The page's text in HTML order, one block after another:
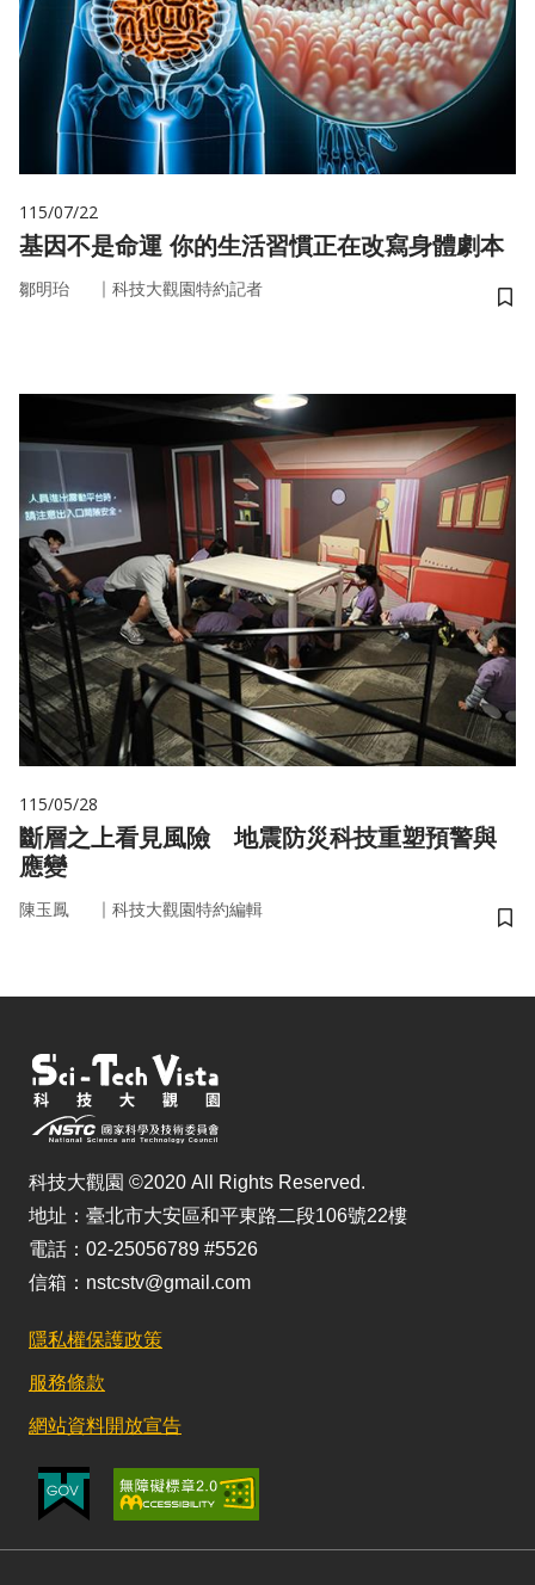
115/07/22
基因不是命運 你的生活習慣正在改寫身體劇本
鄒明珆 ｜ 科技大觀園特約記者
儲
115/05/28
斷層之上看見風險 地震防災科技重塑預警與
應變
陳玉鳳 ｜ 科技大觀園特約編輯
儲
科技大觀園 ©2020 All Rights Reserved.
地址：臺北市大安區和平東路二段106號22樓
電話：02-25056789 #5526
信箱：nstcstv@gmail.com
隱私權保護政策
服務條款
網站資料開放宣告